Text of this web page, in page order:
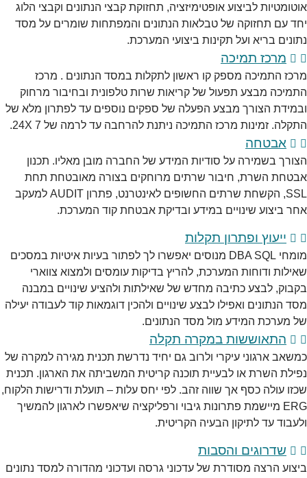
אוטומטיות לביצוע אופטימיזציה, תחזוקת קבצי הנתונים וקבצי הלוג
יחד עם תחזוקה של טבלאות הנתונים והמפתחות שומרים על מסד
נתונים בריא ועל תקינות ביצועי המערכת.
מרכז תמיכה
מרכז התמיכה מספק קו ראשון לתקלות במסד הנתונים . מרכז
התמיכה מבצע תפעול של קריאות שרות טלפונית ובחיבור מרחוק
ובמידת הצורך מבצע הפעלה של ספקים נוספים עד לפתרון מלא של
התקלה. זמינות מרכז התמיכה ניתנת להרחבה עד לרמה של 24X 7.
אבטחה
הצורך בשמירה על סודיות המידע של החברה מובן מאליו. תכנון
אבטחת השרת, חיבור שרתים מרוחקים בצורה מאובטחת תחת
SSL, הקשחת שרתים החשופים לאינטרנט, פתרון AUDIT למעקב
אחר ביצוע שינויים במידע ובדיקת אבטחת קוד המערכת.
ייעוץ ופתרון תקלות
מומחי DBA SQL מנוסים יאפשרו לך לפתור בעיות איטיות במסכים
שאילות ודוחות המערכת, להריץ בדיקות עומסים ולמצוא צווארי
בקבוק, לבצע כתיבה מחדש של שאילתות ולהציע שינויים במבנה
מסד הנתונים ואפילו לבצע שינויים ולהכין דוגמאות קוד לעבודה יעילה
של מערכת המידע מול מסד הנתונים.
התאוששות במקרה תקלה
כמשאב ארגוני עיקרי ולרוב גם יחיד נדרשת תכנית מגירה למקרה של
נפילת השרת או לבעיית תוכנה קריטית המשביתה את הארגון. תכנית
שכזו עולה כסף אך שווה זהב. לפי יחס עלות – תועלת ודרישות הלקוח,
ERG מיישמת פתרונות גיבוי ורפליקציה שיאפשרו לארגון להמשיך
ולעבוד עד לתיקון הבעיה הקריטית.
שדרוגים והסבות
ביצוע הרצה מסודרת של עדכוני גרסה ועדכוני מהדורה למסד נתונים